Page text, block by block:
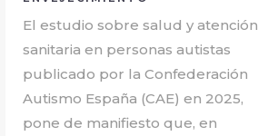
El estudio sobre salud y atención
sanitaria en personas autistas
publicado por la Confederación
Autismo España (CAE) en 2025,
pone de manifiesto que, en